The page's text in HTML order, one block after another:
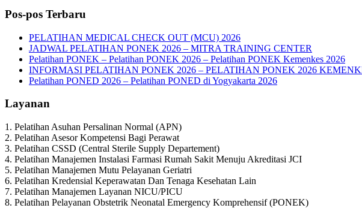
Pos-pos Terbaru
PELATIHAN MEDICAL CHECK OUT (MCU) 2026
JADWAL PELATIHAN PONEK 2026 – MITRA TRAINING CENTER
Pelatihan PONEK – Pelatihan PONEK 2026 – Pelatihan PONEK Kemenkes 2026
INFORMASI PELATIHAN PONEK 2026 – PELATIHAN PONEK 2026
Pelatihan PONED 2026 – Pelatihan PONED di Yogyakarta 2026
Layanan
1. Pelatihan Asuhan Persalinan Normal (APN)
2. Pelatihan Asesor Kompetensi Bagi Perawat
3. Pelatihan CSSD (Central Sterile Supply Departement)
4. Pelatihan Manajemen Instalasi Farmasi Rumah Sakit Menuju Akreditasi JCI
5. Pelatihan Manajemen Mutu Pelayanan Geriatri
6. Pelatihan Kredensial Keperawatan Dan Tenaga Kesehatan Lain
7. Pelatihan Manajemen Layanan NICU/PICU
8. Pelatihan Pelayanan Obstetrik Neonatal Emergency Komprehensif (PONEK)